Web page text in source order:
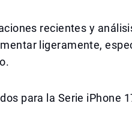
recientes y
ligeramente,
para la Serie iPhone